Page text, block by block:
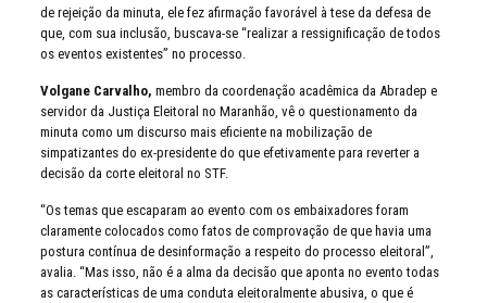
de rejeição da minuta, ele fez afirmação favorável à tese da defesa de
que, com sua inclusão, buscava-se “realizar a ressignificação de todos
os eventos existentes” no processo.
Volgane Carvalho, membro da coordenação acadêmica da Abradep e
servidor da Justiça Eleitoral no Maranhão, vê o questionamento da
minuta como um discurso mais eficiente na mobilização de
simpatizantes do ex-presidente do que efetivamente para reverter a
decisão da corte eleitoral no STF.
“Os temas que escaparam ao evento com os embaixadores foram
claramente colocados como fatos de comprovação de que havia uma
postura contínua de desinformação a respeito do processo eleitoral”,
avalia. “Mas isso, não é a alma da decisão que aponta no evento todas
as características de uma conduta eleitoralmente abusiva, o que é